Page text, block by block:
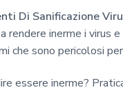
Di Sanificazione
rendere inerme i virus
che sono pericolosi
essere inerme?